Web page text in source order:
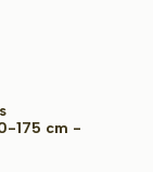
175 cm -